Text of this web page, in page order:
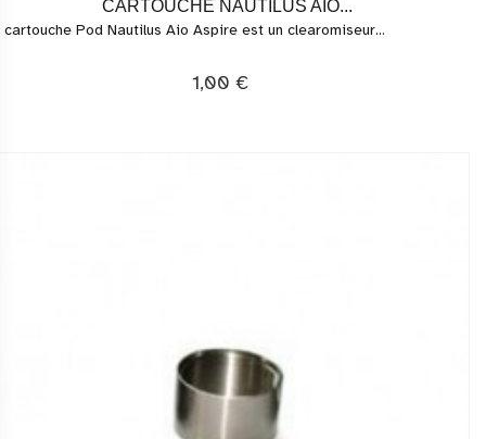
CARTOUCHE NAUTILUS AIO...
cartouche Pod Nautilus Aio Aspire est un clearomiseur...
1,00 €